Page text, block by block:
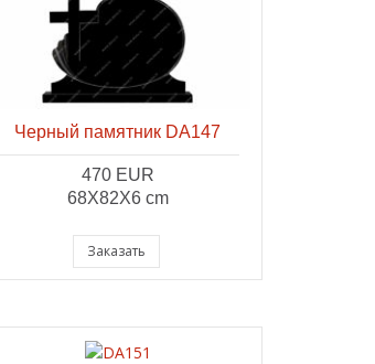
Черный памятник DA147
470 EUR
68X82X6 cm
Заказать